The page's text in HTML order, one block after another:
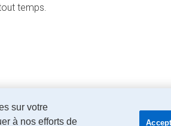
temps.
sur votre
à nos efforts de